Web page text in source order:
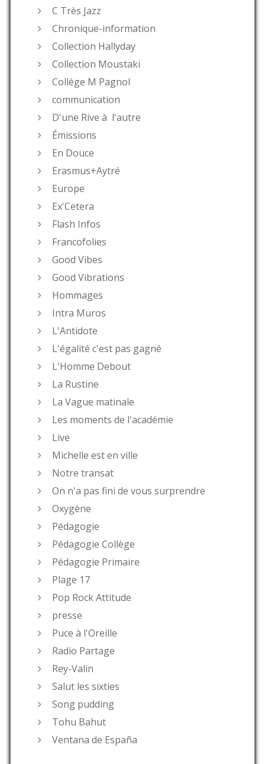
C Très Jazz
Chronique-information
Collection Hallyday
Collection Moustaki
Collège M Pagnol
communication
D'une Rive à l'autre
Émissions
En Douce
Erasmus+Aytré
Europe
Ex'Cetera
Flash Infos
Francofolies
Good Vibes
Good Vibrations
Hommages
Intra Muros
L'Antidote
L'égalité c'est pas gagné
L'Homme Debout
La Rustine
La Vague matinale
Les moments de l'académie
Live
Michelle est en ville
Notre transat
On n'a pas fini de vous surprendre
Oxygène
Pédagogie
Pédagogie Collège
Pédagogie Primaire
Plage 17
Pop Rock Attitude
presse
Puce à l'Oreille
Radio Partage
Rey-Valin
Salut les sixties
Song pudding
Tohu Bahut
Ventana de España